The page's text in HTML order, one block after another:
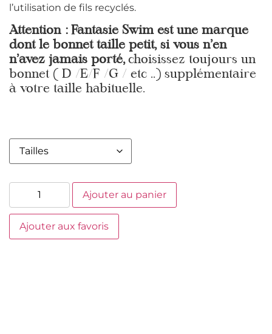
l’utilisation de fils recyclés.
Attention : Fantasie Swim est une marque
dont le bonnet taille petit, si vous n’en
n’avez jamais porté, choisissez toujours un
bonnet ( D /E/F /G / etc ..) supplémentaire
à votre taille habituelle.
Ajouter au panier
Ajouter aux favoris